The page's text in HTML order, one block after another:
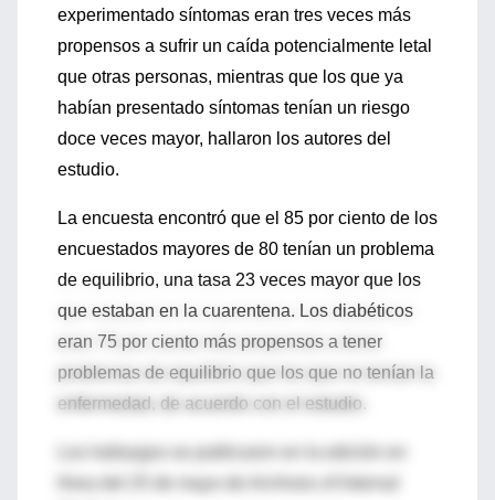
experimentado síntomas eran tres veces más
propensos a sufrir un caída potencialmente letal
que otras personas, mientras que los que ya
habían presentado síntomas tenían un riesgo
doce veces mayor, hallaron los autores del
estudio.
La encuesta encontró que el 85 por ciento de los
encuestados mayores de 80 tenían un problema
de equilibrio, una tasa 23 veces mayor que los
que estaban en la cuarentena. Los diabéticos
eran 75 por ciento más propensos a tener
problemas de equilibrio que los que no tenían la
enfermedad, de acuerdo con el estudio.
Los hallazgos se publicaron en la edición en
línea del 25 de mayo de Archives of Internal